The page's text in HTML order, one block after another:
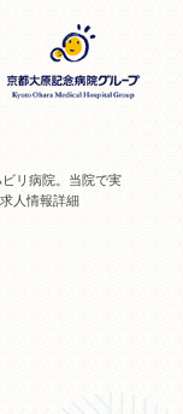
リ病院。当院で実
人情報詳細